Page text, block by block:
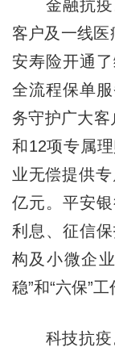
金融抗疫。
客户及一线
安寿险开通
全流程保单
务守护广大
和12项专属
业无偿提供
亿元。平安
利息、征信
构及小微企
稳”和“六保”
科技抗疫